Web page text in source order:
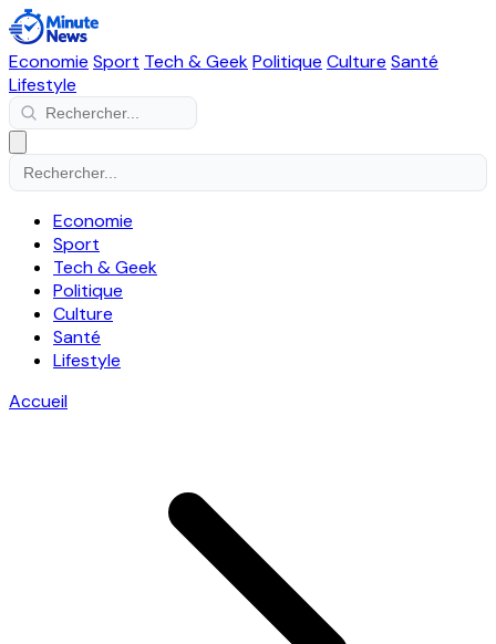
Economie Sport Tech & GeekPolitique Culture Santé
Lifestyle
Economie
Sport
Tech & Geek
Politique
Culture
Santé
Lifestyle
Accueil